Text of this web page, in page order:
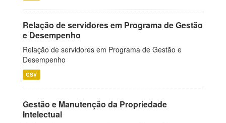
Relação de servidores em Programa de Gestão
e Desempenho
Relação de servidores em Programa de Gestão e
Desempenho
CSV
Gestão e Manutenção da Propriedade
Intelectual